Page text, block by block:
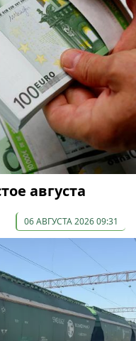
августа
06 АВГУСТА 2026 09:31